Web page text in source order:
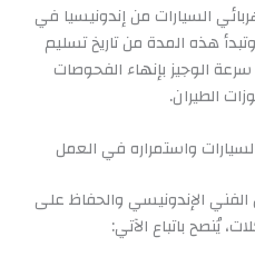
السيارات من إندونيسيا في
بين 15 إلى 20 يومًا، وتبدأ هذه المدة من تاريخ تسليم
سرعة الوجيز بإنهاء الفحوصات
الطيران.
واستمراره في العمل
الإندونيسي والحفاظ على
يُنصح باتباع الآتي: